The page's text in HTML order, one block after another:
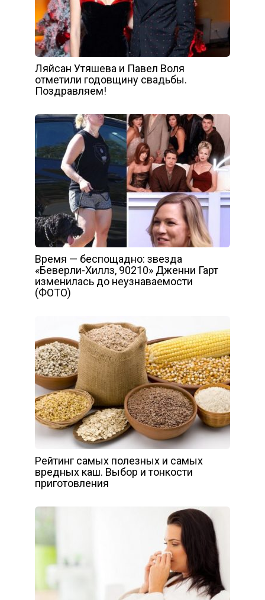
Ляйсан Утяшева и Павел Воля
отметили годовщину свадьбы.
Поздравляем!
Время — беспощадно: звезда
«Беверли-Хиллз, 90210» Дженни Гарт
изменилась до неузнаваемости
(ФОТО)
Рейтинг самых полезных и самых
вредных каш. Выбор и тонкости
приготовления